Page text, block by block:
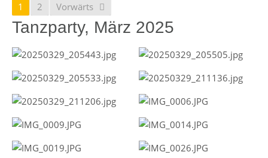
1 2 Vorwärts
Tanzparty, März 2025